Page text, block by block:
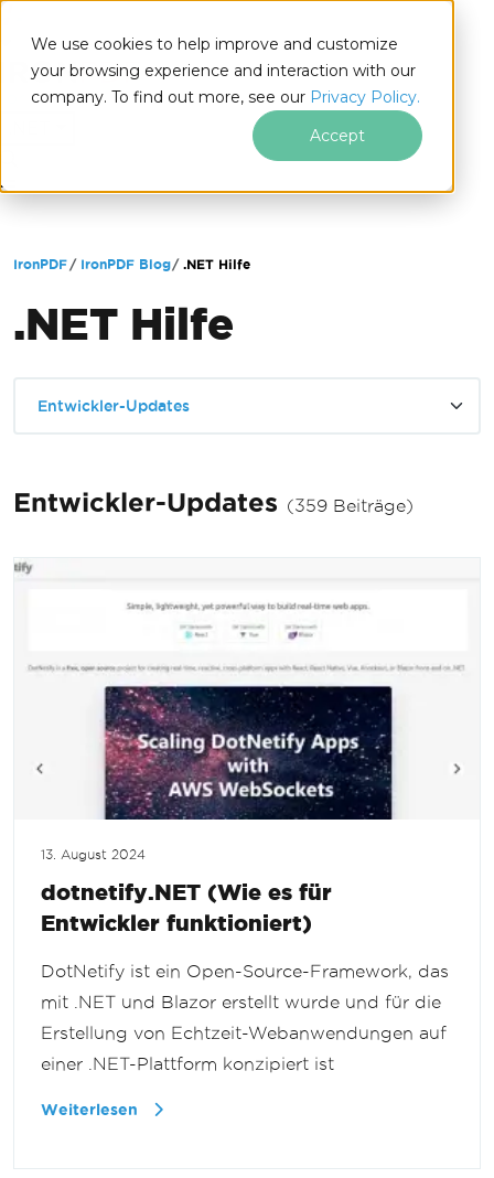
We use cookies to help improve and customize
your browsing experience and interaction with our
company. To find out more, see our Privacy Policy.
Accept
IronPDF IronPDF Blog .NET Hilfe
.NET Hilfe
Entwickler-Updates
Entwickler-Updates (359 Beiträge)
13. August 2024
dotnetify.NET (Wie es für
Entwickler funktioniert)
DotNetify ist ein Open-Source-Framework, das
mit .NET und Blazor erstellt wurde und für die
Erstellung von Echtzeit-Webanwendungen auf
einer .NET-Plattform konzipiert ist
Weiterlesen